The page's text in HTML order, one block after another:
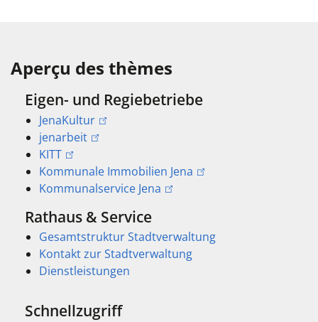
Aperçu des thèmes
Eigen- und Regiebetriebe
JenaKultur
jenarbeit
KITT
Kommunale Immobilien Jena
Kommunalservice Jena
Rathaus & Service
Gesamtstruktur Stadtverwaltung
Kontakt zur Stadtverwaltung
Dienstleistungen
Schnellzugriff